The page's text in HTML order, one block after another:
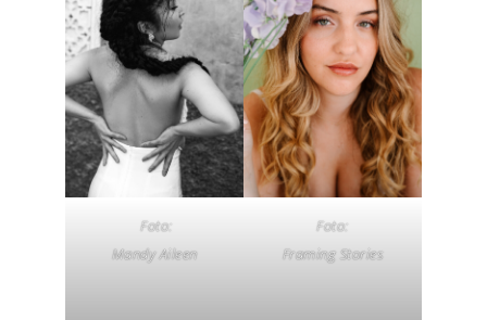
Foto:
Mandy Aileen
Foto:
Framing Stories